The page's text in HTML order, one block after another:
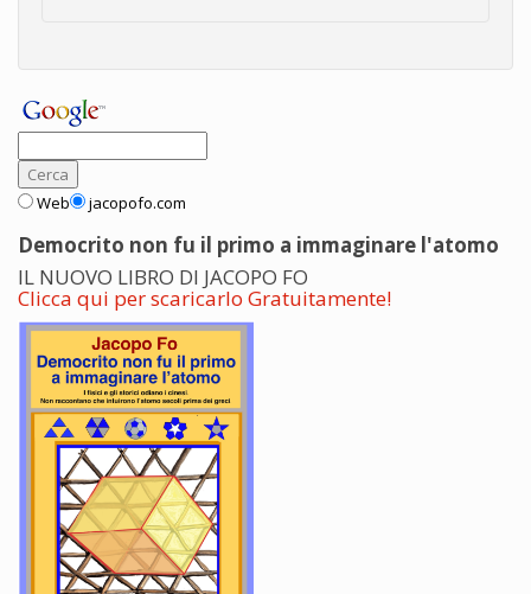
Web jacopofo.com
Democrito non fu il primo a immaginare l'atomo
IL NUOVO LIBRO DI JACOPO FO
Clicca qui per scaricarlo Gratuitamente!